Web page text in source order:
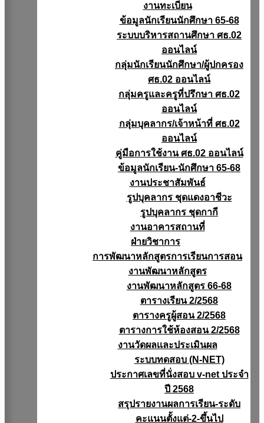
งานทะเบียน
ข้อมูลนักเรียนนักศึกษา 65-68
ระบบบริหารสถานศึกษา ศธ.02
ออนไลน์
กลุ่มนักเรียนนักศึกษา/ผู้ปกครอง
ศธ.02 ออนไลน์
กลุ่มครูและครูที่ปรึกษา ศธ.02
ออนไลน์
กลุ่มบุคลากร/เจ้าหน้าที่ ศธ.02
ออนไลน์
คู่มือการใช้งาน ศธ.02 ออนไลน์
ข้อมูลนักเรียน-นักศึกษา 65-68
งานประชาสัมพันธ์
รูปบุคลากร ชุดแดงอาชีวะ
รูปบุคลากร ชุดกากี
งานอาคารสถานที่
ฝ่ายวิชาการ
การพัฒนาหลักสูตรการเรียนการสอน
งานพัฒนาหลักสูตร
งานพัฒนาหลักสูตร 66-68
ตารางเรียน 2/2568
ตารางครูผู้สอน 2/2568
ตารางการใช้ห้องสอน 2/2568
งานวัดผลเเละประเมินผล
ระบบทดสอบ (N-NET)
ประกาศเลขที่นั่งสอบ v-net ประจำ
ปี 2568
สรุปรายงานผลการเรียน-ระดับ
คะแนนตั้งแต่-2-ขึ้นไป